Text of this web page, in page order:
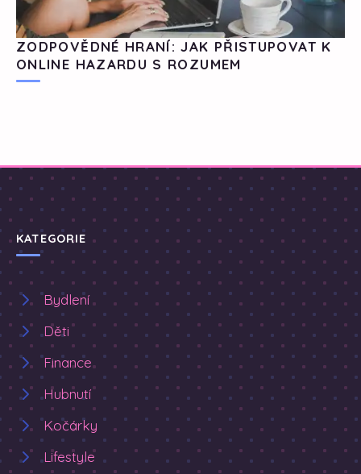
ZODPOVĚDNÉ HRANÍ: JAK PŘISTUPOVAT K
ONLINE HAZARDU S ROZUMEM
KATEGORIE
Bydlení
Děti
Finance
Hubnutí
Kočárky
Lifestyle